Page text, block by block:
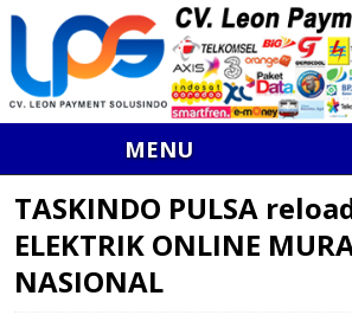
MENU
TASKINDO PULSA
ELEKTRIK ONLINE
NASIONAL